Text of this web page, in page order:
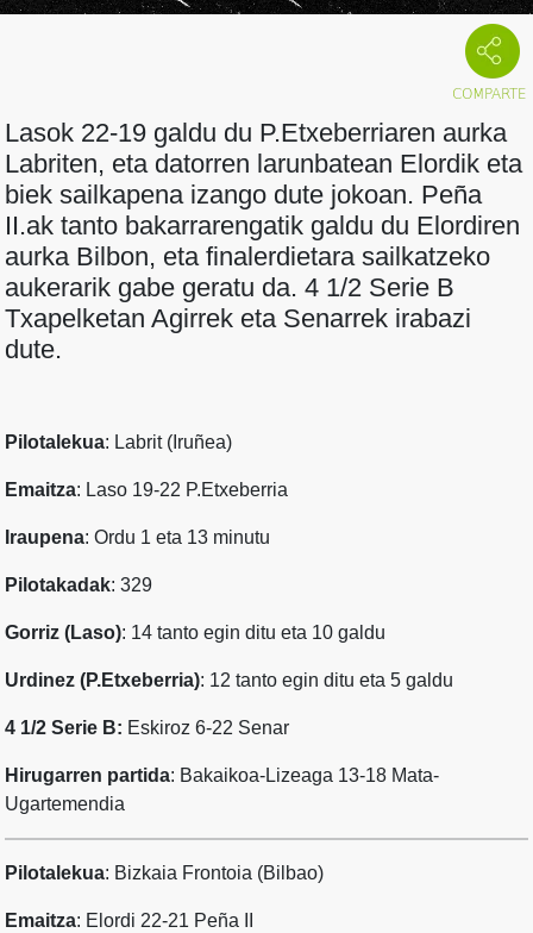
Lasok 22-19 galdu du P.Etxeberriaren aurka
Labriten, eta datorren larunbatean Elordik eta
biek sailkapena izango dute jokoan. Peña
II.ak tanto bakarrarengatik galdu du Elordiren
aurka Bilbon, eta finalerdietara sailkatzeko
aukerarik gabe geratu da. 4 1/2 Serie B
Txapelketan Agirrek eta Senarrek irabazi
dute.
Pilotalekua: Labrit (Iruñea)
Emaitza: Laso 19-22 P.Etxeberria
Iraupena: Ordu 1 eta 13 minutu
Pilotakadak: 329
Gorriz (Laso): 14 tanto egin ditu eta 10 galdu
Urdinez (P.Etxeberria): 12 tanto egin ditu eta 5 galdu
4 1/2 Serie B: Eskiroz 6-22 Senar
Hirugarren partida: Bakaikoa-Lizeaga 13-18 Mata-
Ugartemendia
Pilotalekua: Bizkaia Frontoia (Bilbao)
Emaitza: Elordi 22-21 Peña II